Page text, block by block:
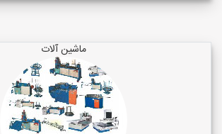
ماشین آلات